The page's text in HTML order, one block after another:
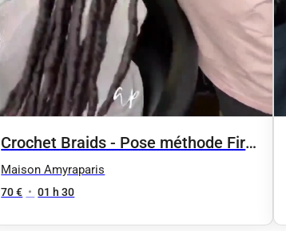
Crochet Braids - Pose méthode First
Line
Maison Amyraparis
70 € • 01 h 30